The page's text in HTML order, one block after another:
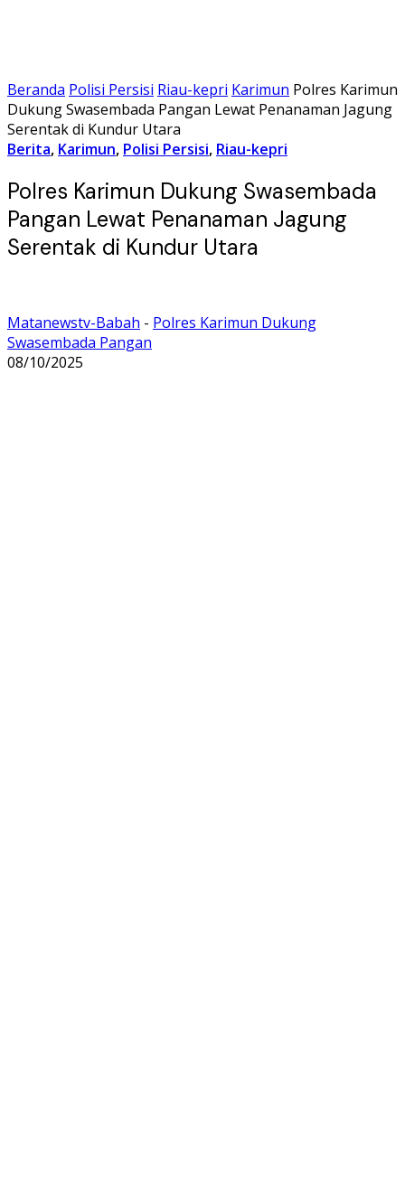
Beranda Polisi Persisi Riau-kepri Karimun Polres Karimun
Dukung Swasembada Pangan Lewat Penanaman Jagung
Serentak di Kundur Utara
Berita, Karimun, Polisi Persisi, Riau-kepri
Polres Karimun Dukung Swasembada
Pangan Lewat Penanaman Jagung
Serentak di Kundur Utara
Matanewstv-Babah - Polres Karimun Dukung
Swasembada Pangan
08/10/2025